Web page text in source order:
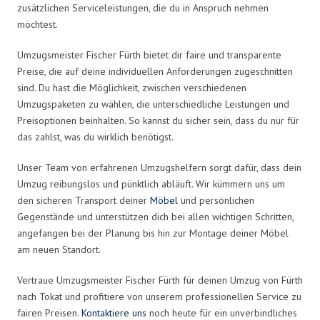
zusätzlichen Serviceleistungen, die du in Anspruch nehmen
möchtest.
Umzugsmeister Fischer Fürth bietet dir faire und transparente
Preise, die auf deine individuellen Anforderungen zugeschnitten
sind. Du hast die Möglichkeit, zwischen verschiedenen
Umzugspaketen zu wählen, die unterschiedliche Leistungen und
Preisoptionen beinhalten. So kannst du sicher sein, dass du nur für
das zahlst, was du wirklich benötigst.
Unser Team von erfahrenen Umzugshelfern sorgt dafür, dass dein
Umzug reibungslos und pünktlich abläuft. Wir kümmern uns um
den sicheren Transport deiner Möbel und persönlichen
Gegenstände und unterstützen dich bei allen wichtigen Schritten,
angefangen bei der Planung bis hin zur Montage deiner Möbel
am neuen Standort.
Vertraue Umzugsmeister Fischer Fürth für deinen Umzug von Fürth
nach Tokat und profitiere von unserem professionellen Service zu
fairen Preisen. Kontaktiere uns noch heute für ein unverbindliches